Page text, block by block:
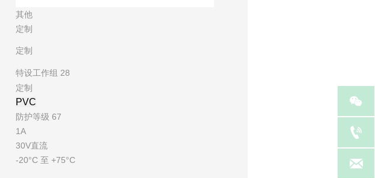
其他
定制
定制
特设工作组 28
定制
PVC
防护等级 67
1A
30V直流
-20°C 至 +75°C


